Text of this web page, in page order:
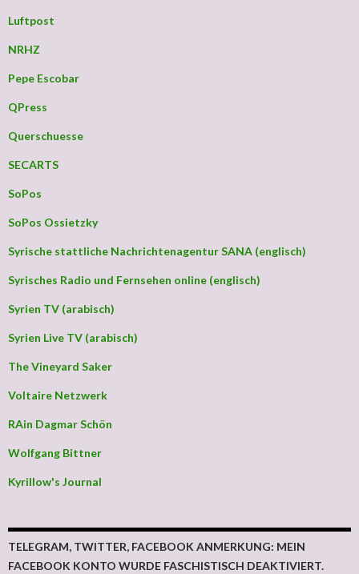
Luftpost
NRHZ
Pepe Escobar
QPress
Querschuesse
SECARTS
SoPos
SoPos Ossietzky
Syrische stattliche Nachrichtenagentur SANA (englisch)
Syrisches Radio und Fernsehen online (englisch)
Syrien TV (arabisch)
Syrien Live TV (arabisch)
The Vineyard Saker
Voltaire Netzwerk
RAin Dagmar Schön
Wolfgang Bittner
Kyrillow's Journal
TELEGRAM, TWITTER, FACEBOOK ANMERKUNG: MEIN
FACEBOOK KONTO WURDE FASCHISTISCH DEAKTIVIERT.